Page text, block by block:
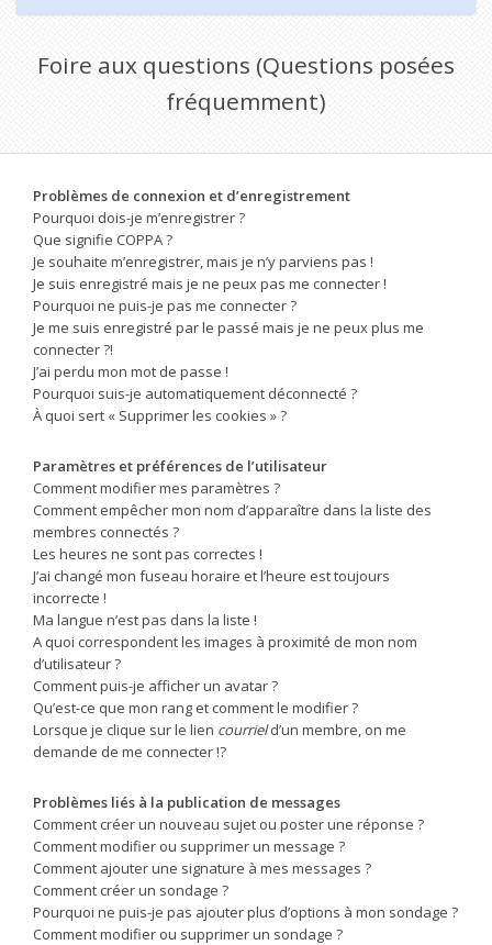
Foire aux questions (Questions posées
fréquemment)
Problèmes de connexion et d’enregistrement
Pourquoi dois-je m’enregistrer ?
Que signifie COPPA ?
Je souhaite m’enregistrer, mais je n’y parviens pas !
Je suis enregistré mais je ne peux pas me connecter !
Pourquoi ne puis-je pas me connecter ?
Je me suis enregistré par le passé mais je ne peux plus me
connecter ?!
J’ai perdu mon mot de passe !
Pourquoi suis-je automatiquement déconnecté ?
À quoi sert « Supprimer les cookies » ?
Paramètres et préférences de l’utilisateur
Comment modifier mes paramètres ?
Comment empêcher mon nom d’apparaître dans la liste des
membres connectés ?
Les heures ne sont pas correctes !
J’ai changé mon fuseau horaire et l’heure est toujours
incorrecte !
Ma langue n’est pas dans la liste !
A quoi correspondent les images à proximité de mon nom
d’utilisateur ?
Comment puis-je afficher un avatar ?
Qu’est-ce que mon rang et comment le modifier ?
Lorsque je clique sur le lien courrield’un membre, on me
demande de me connecter !?
Problèmes liés à la publication de messages
Comment créer un nouveau sujet ou poster une réponse ?
Comment modifier ou supprimer un message ?
Comment ajouter une signature à mes messages ?
Comment créer un sondage ?
Pourquoi ne puis-je pas ajouter plus d’options à mon sondage ?
Comment modifier ou supprimer un sondage ?